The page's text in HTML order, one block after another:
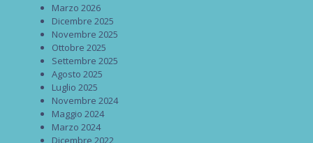
Marzo 2026
Dicembre 2025
Novembre 2025
Ottobre 2025
Settembre 2025
Agosto 2025
Luglio 2025
Novembre 2024
Maggio 2024
Marzo 2024
Dicembre 2022